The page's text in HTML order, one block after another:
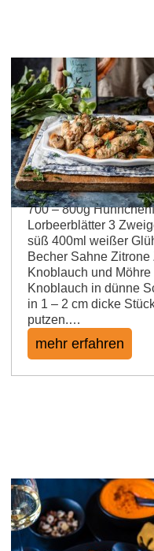
Coq au Vin mit
Zutaten für 2 - 4
gelbe Zwiebel 1
Stange Sellerie 300g
700 – 800g
Lorbeerblätter 3
süß 400ml weißer
Becher Sahne
Knoblauch und
Knoblauch in dünne
in 1 – 2 cm dicke
putzen.…
mehr erfahren